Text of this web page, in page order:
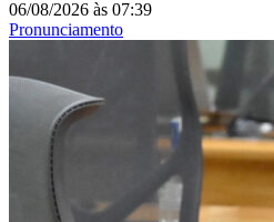
06/08/2026 às 07:39
Pronunciamento